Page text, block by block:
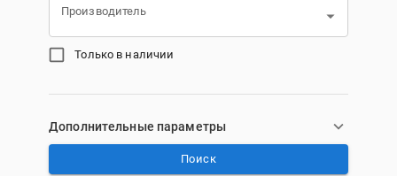
Производитель
Только в наличии
Дополнительные параметры
Поиск